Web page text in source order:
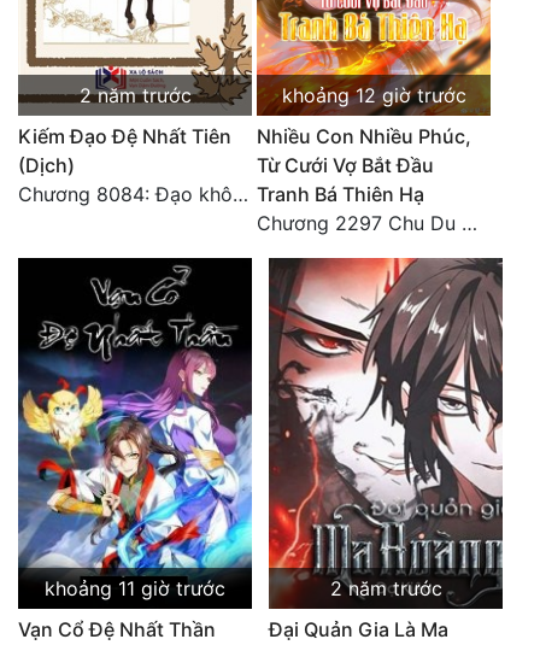
Vô Địch Lưu
Xây Dựng Thế Lực
Đam Mỹ
Đẹp
Tính Cách Nhân Vật :
Cơ Trí
Sát Phạt Quyết Đoán
Vô Sỉ
Điềm Đạm
2 năm trước
Kiếm Đạo Đệ Nhất Tiên
(Dịch)
Chương 8084: Đạo không bờ bến (Đại kết cục) (10)
khoảng 12 giờ trước
Nhiều Con Nhiều Phúc,
Từ Cưới Vợ Bắt Đầu
Tranh Bá Thiên Hạ
Chương 2297 Chu Du Du mang thai
khoảng 11 giờ trước
Vạn Cổ Đệ Nhất Thần
2 năm trước
Đại Quản Gia Là Ma